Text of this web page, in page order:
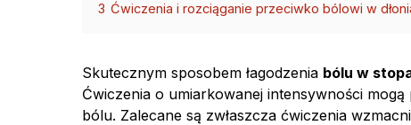
3 Ćwiczenia i rozciąganie przeciwko bólowi w
Skutecznym sposobem łagodzenia bólu w
Ćwiczenia o umiarkowanej intensywności
bólu. Zalecane są zwłaszcza ćwiczenia